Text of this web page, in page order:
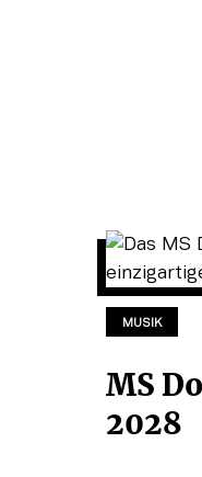
MUSIK
MS
2028